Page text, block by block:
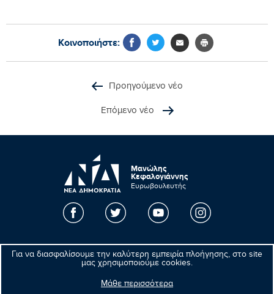
Για να διασφαλίσουμε την καλύτερη εμπειρία πλοήγησης, στο site
μας χρησιμοποιούμε cookies.
Μάθε περισσότερα
Κοινοποιήστε:
Προηγούμενο νέο
Επόμενο νέο
Μανώλης
Κεφαλογιάννης
Ευρωβουλευτής
Βρυξέλλες
08E165 60, rue Wiertz / Wiertzstraat 60